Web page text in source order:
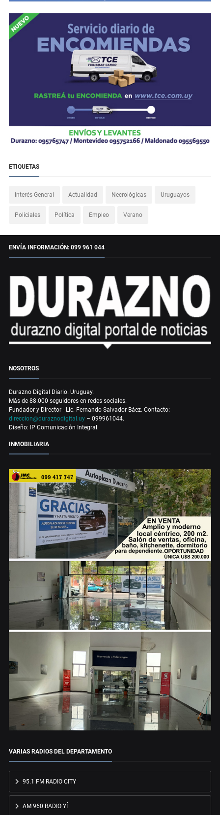
ETIQUETAS
Interés General Actualidad Necrológicas Uruguayos
Policiales Política Empleo Verano
ENVÍA INFORMACIÓN: 099 961 044
NOSOTROS
Durazno Digital Diario. Uruguay.
Más de 88.000 seguidores en redes sociales.
Fundador y Director - Lic. Fernando Salvador Báez. Contacto:
direccion@duraznodigital.uy – 099961044.
Diseño: IP Comunicación Integral.
INMOBILIARIA
VARIAS RADIOS DEL DEPARTAMENTO
95.1 FM RADIO CITY
AM 960 RADIO YÍ